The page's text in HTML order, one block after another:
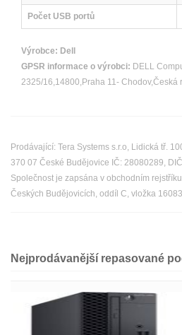
Počet USB portů
Výrobce: Dell
GPSR informace o výrobci: DELL
2325/16,14800,Praha 11- Chodov,Česká
Prodávající: Tera Systems s.r.o, Lidická tř.
370 07 České Budějovice IČ: 28080289,
Společnost je zapsána v obchodním
Českých Budějovicích, oddíl C, vložka
Nejprodávanější repasované